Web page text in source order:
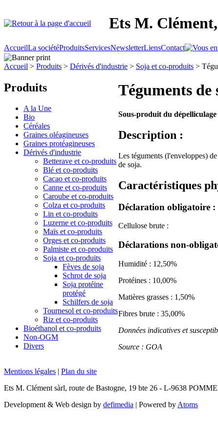
Ets M.
AccueilLa sociétéProduitsServicesNewsletterLiensContact
Accueil > Produits > Dérivés d'industrie > Soja et co-produits >
Produits
A la Une
Bio
Céréales
Graines oléagineuses
Graines protéagineuses
Dérivés d'industrie
Betterave et co-produits
Blé et co-produits
Cacao et co-produits
Canne et co-produits
Caroube et co-produits
Colza et co-produits
Lin et co-produits
Luzerne et co-produits
Maïs et co-produits
Orges et co-produits
Palmiste et co-produits
Soja et co-produits
Fèves de soja
Schrot de soja
Soja protéine
protégé
Schilfers de soja
Tournesol et co-produits
Riz et co-produits
Bioéthanol et co-produits
Non-OGM
Divers
Téguments de
Sous-produit du dépelliculage
Description :
Les téguments (l'enveloppes)
de soja.
Caractéristiques
Déclaration obligatoire :
Cellulose brute :
Déclarations non-
Humidité : 12,50%
Protéines : 10,00%
Matières grasses : 1,50%
Fibres brute : 35,00%
Données indicatives et
Source : GOA
Mentions légales | Plan du site
Ets M. Clément sàrl, route de Bastogne, 19 bte 26 - L-9638
Development & Web design by defimedia | Powered by Atoms